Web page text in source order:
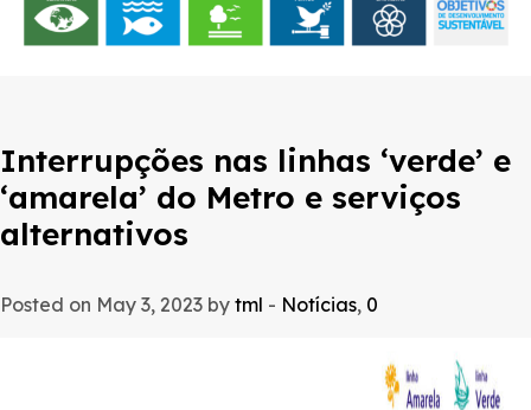
Interrupções nas linhas ‘verde’ e
‘amarela’ do Metro e serviços
alternativos
Posted on May 3, 2023 by tml - Notícias, 0